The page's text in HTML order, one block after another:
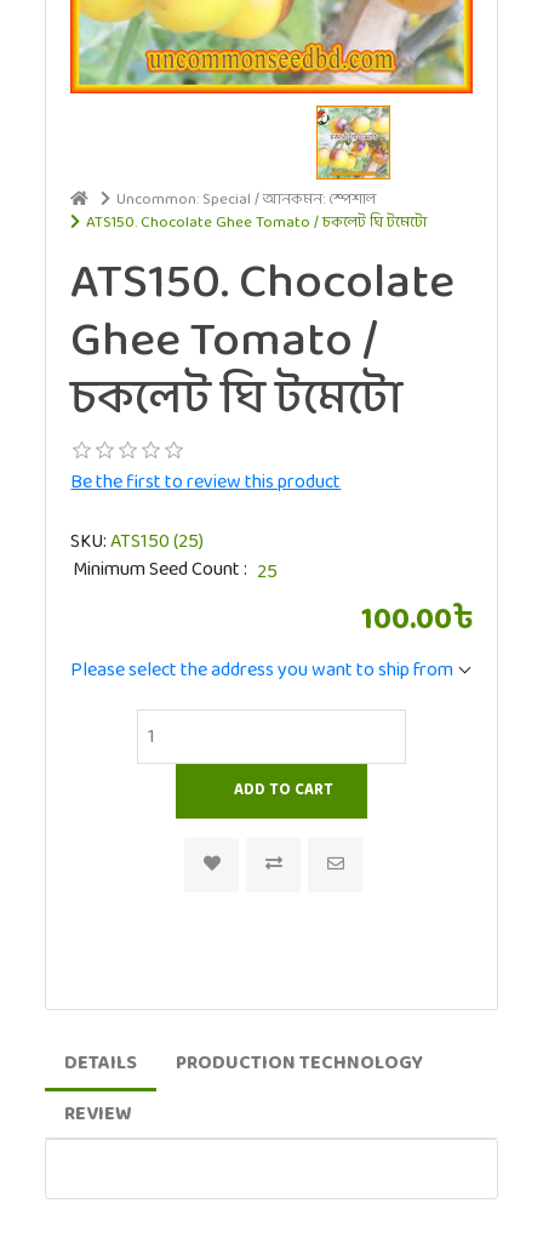
Uncommon: Special / আনকমন: স্পেশাল
ATS150. Chocolate Ghee Tomato / চকলেট ঘি টমেটো
ATS150. Chocolate
Ghee Tomato /
চকলেট ঘি টমেটো
Be the first to review this product
SKU:ATS150 (25)
Minimum Seed Count
100.00৳
Please select the address you want to ship from
DETAILS
PRODUCTION TECHNOLOGY
REVIEW